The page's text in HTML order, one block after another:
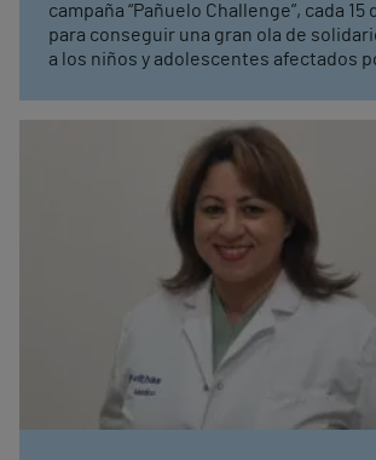
campaña “Pañuelo Challenge”, cada 15
para conseguir una gran ola de
a los niños y adolescentes afectados
tumor cerebral y destacan que su
integral y multidisciplinar para
mayor funcionalidad posible y